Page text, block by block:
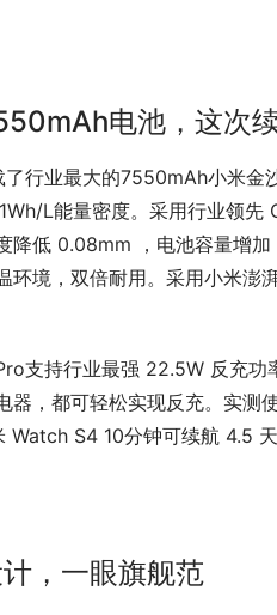
电池，这次
行业最大的7550mAh小米金
L能量密度。采用行业领
降低 0.08mm ，电池容量增
环境，双倍耐用。采用小米
支持行业最强 22.5W 反充功
器，都可轻松实现反充。实
Watch S4 10分钟可续航 4.5
，一眼旗舰范